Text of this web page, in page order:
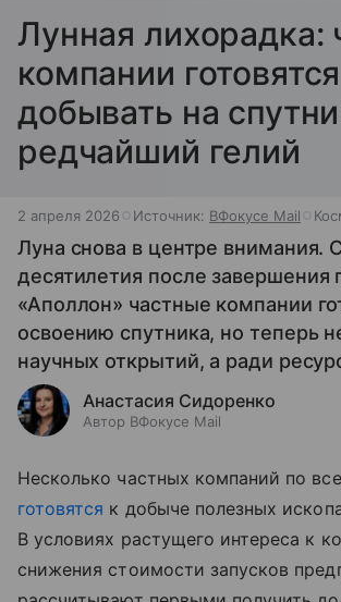
Лунная лихорадка:
компании готовятся
добывать на
редчайший гелий
2 апреля 2026 Источник: ВФокусе Mail
Луна снова в центре внимания.
десятилетия после
«Аполлон» частные компании
освоению спутника, но теперь
научных открытий, а ради
Анастасия Сидоренко
Автор ВФокусе Mail
Несколько частных компаний по
готовятся к добыче полезных
В условиях растущего интереса к
снижения стоимости запусков